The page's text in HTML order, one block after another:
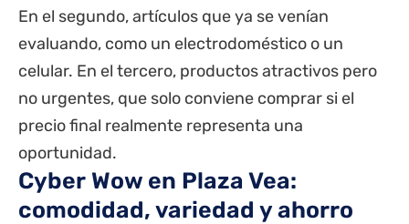
En el segundo, artículos que ya se venían
evaluando, como un electrodoméstico o un
celular. En el tercero, productos atractivos pero
no urgentes, que solo conviene comprar si el
precio final realmente representa una
oportunidad.
Cyber Wow en Plaza Vea:
comodidad, variedad y ahorro